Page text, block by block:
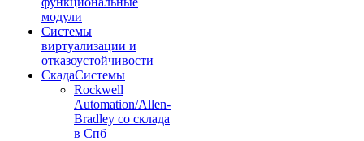
модули
Системы
виртуализации и
отказоустойчивости
СкадаСистемы
Rockwell
Automation/Allen-
Bradley со склада
в Спб